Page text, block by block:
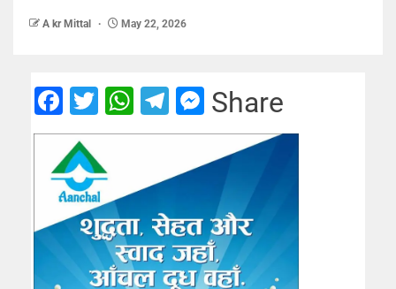
A kr Mittal May 22, 2026
Facebook
Twitter
WhatsApp
Telegram
Messenger
Share